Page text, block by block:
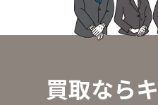
買取なら